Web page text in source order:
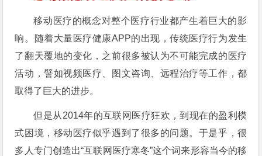
移动医疗的概念对整个医疗行业都产生着巨大的影
响。随着大量医疗健康APP的出现，传统医疗行为发生
了翻天覆地的变化，之前很多被认为不可能完成的医疗
活动，譬如视频医疗、图文咨询、远程治疗等工作，都
取得了巨大的进步。
但是从2014年的互联网医疗狂欢，到现在的盈利模
式困境，移动医疗似乎遇到了很多的问题。于是乎，很
多人专门创造出“互联网医疗寒冬”这个词来形容当今的移